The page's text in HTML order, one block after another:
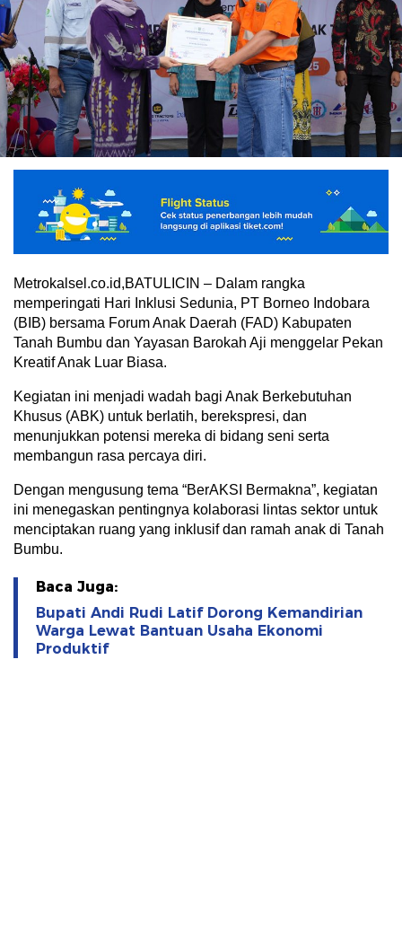
Metrokalsel.co.id,BATULICIN – Dalam rangka
memperingati Hari Inklusi Sedunia, PT Borneo Indobara
(BIB) bersama Forum Anak Daerah (FAD) Kabupaten
Tanah Bumbu dan Yayasan Barokah Aji menggelar Pekan
Kreatif Anak Luar Biasa.
Kegiatan ini menjadi wadah bagi Anak Berkebutuhan
Khusus (ABK) untuk berlatih, berekspresi, dan
menunjukkan potensi mereka di bidang seni serta
membangun rasa percaya diri.
Dengan mengusung tema “BerAKSI Bermakna”, kegiatan
ini menegaskan pentingnya kolaborasi lintas sektor untuk
menciptakan ruang yang inklusif dan ramah anak di Tanah
Bumbu.
Baca Juga:
Bupati Andi Rudi Latif Dorong Kemandirian
Warga Lewat Bantuan Usaha Ekonomi
Produktif